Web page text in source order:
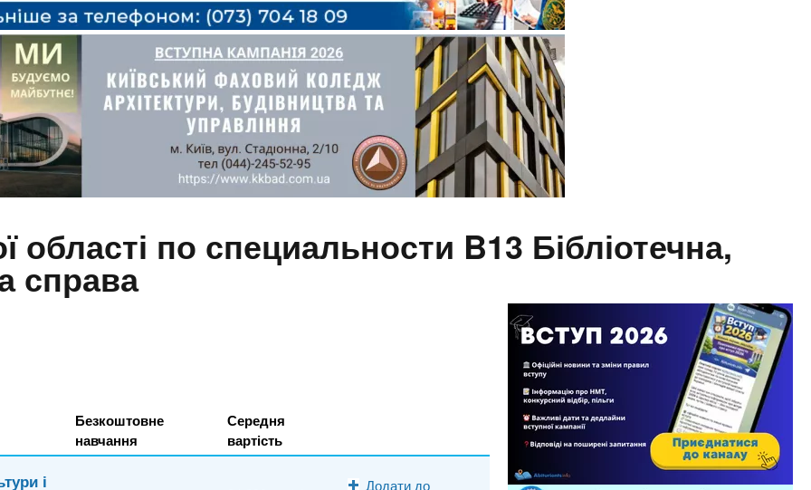
області по специальности B13 Бібліотечна,
справа
Безкоштовне
навчання
Середня
вартість
і
Додати до